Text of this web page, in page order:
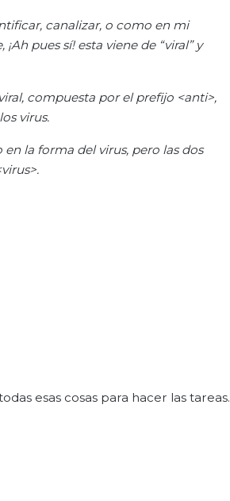
canalizar, o como en mi
pues sí! esta viene de “viral” y
compuesta por el prefijo <anti>,
virus.
la forma del virus, pero las dos
esas cosas para hacer las tareas.